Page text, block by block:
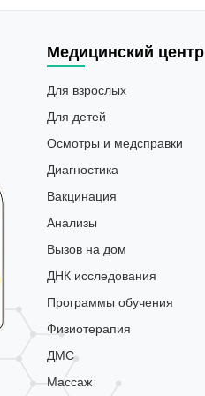
Медицинский центр
Для взрослых
Для детей
Осмотры и медсправки
Диагностика
Вакцинация
Анализы
Вызов на дом
ДНК исследования
Программы обучения
Физиотерапия
ДМС
Массаж